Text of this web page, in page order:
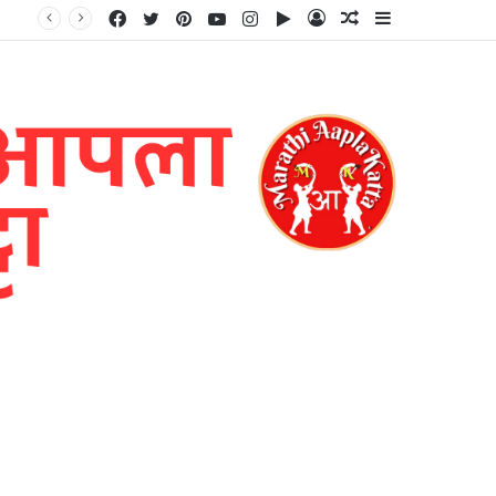
Sidebar
Random
Log
Google
Instagram
YouTube
Pinterest
Twitter
Facebook